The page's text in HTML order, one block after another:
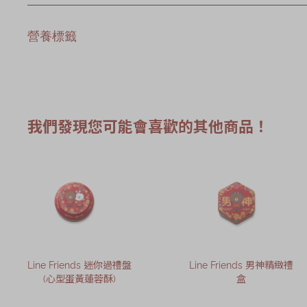
營養標籤
我們發現您可能會喜歡的其他商品！
Line Friends 迷你過禮盤
(心型蛋黃蓮蓉酥)
Line Friends 男神精緻禮
盒